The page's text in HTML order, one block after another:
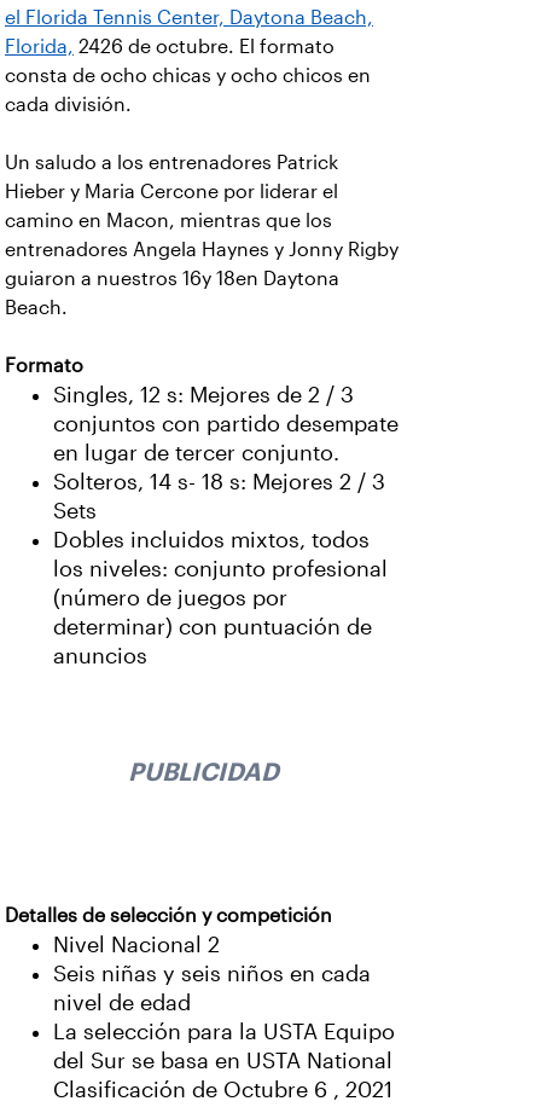
el Florida Tennis Center, Daytona Beach,
Florida, 2426 de octubre. El formato
consta de ocho chicas y ocho chicos en
cada división.
Un saludo a los entrenadores Patrick
Hieber y Maria Cercone por liderar el
camino en Macon, mientras que los
entrenadores Angela Haynes y Jonny Rigby
guiaron a nuestros 16y 18en Daytona
Beach.
Formato
Singles, 12 s: Mejores de 2 / 3
conjuntos con partido desempate
en lugar de tercer conjunto.
Solteros, 14 s- 18 s: Mejores 2 / 3
Sets
Dobles incluidos mixtos, todos
los niveles: conjunto profesional
(número de juegos por
determinar) con puntuación de
anuncios
PUBLICIDAD
Detalles de selección y competición
Nivel Nacional 2
Seis niñas y seis niños en cada
nivel de edad
La selección para la USTA Equipo
del Sur se basa en USTA National
Clasificación de Octubre 6 , 2021